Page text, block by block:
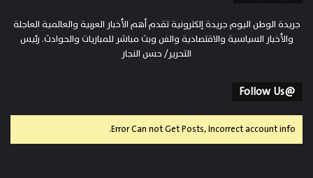
جريدة الوطن اليوم جريدة إلكترونية تقدم أهم الأخبار العربية والعالمية العاجلة
والأخبار السياسية والاقتصادية والفن وبث مباشر للمباريات والحوادث. رئيس
التحرير/ حسن النجار
@Follow Us
Error Can not Get Posts, Incorrect account info.